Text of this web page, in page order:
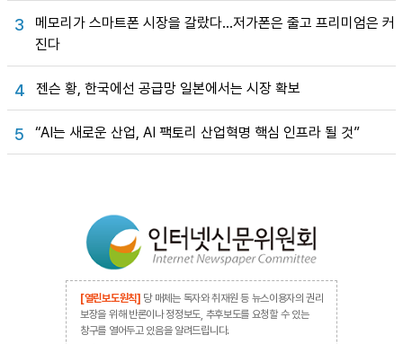
3
메모리가 스마트폰 시장을 갈랐다…저가폰은 줄고 프리미엄은 커
진다
4 젠슨 황, 한국에선 공급망 일본에서는 시장 확보
5 “AI는 새로운 산업, AI 팩토리 산업혁명 핵심 인프라 될 것”
[열린보도원칙] 당 매체는 독자와 취재원 등 뉴스이용자의 권리
보장을 위해 반론이나 정정보도, 추후보도를 요청할 수 있는
창구를 열어두고 있음을 알려드립니다.